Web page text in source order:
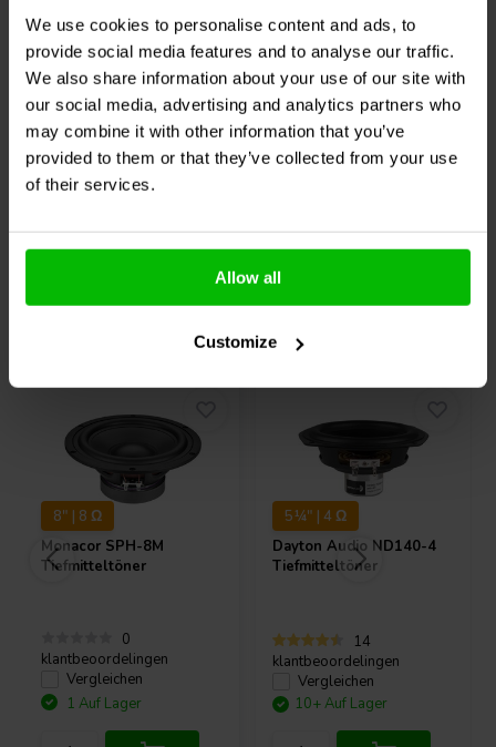
We use cookies to personalise content and ads, to
provide social media features and to analyse our traffic.
We also share information about your use of our site with
our social media, advertising and analytics partners who
may combine it with other information that you’ve
provided to them or that they’ve collected from your use
of their services.
Allow all
Customize
Classic Advanced
CAT 308 Kalotten-
Hochtöner
7
klantbeoordelingen
Vergleichen
10+ Auf Lager
Morel
Classic Advanced
CAT 328-104 Kalotten-
Hochtöner
0
klantbeoordelingen
Vergleichen
8" | 8 Ω
Monacor SPH-8M
Tiefmitteltöner
0
klantbeoordelingen
Vergleichen
1 Auf Lager
5¼" | 4 Ω
Dayton Audio ND140-4
Tiefmitteltöner
14
klantbeoordelingen
Vergleichen
10+ Auf Lager